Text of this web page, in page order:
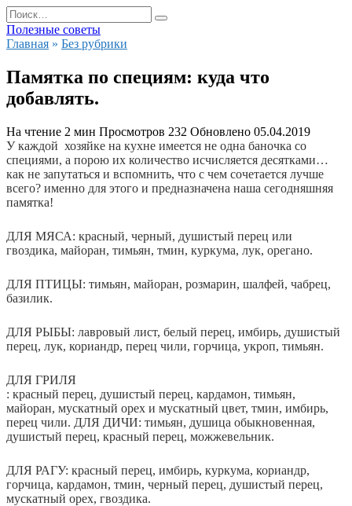
Перейти
к
содержанию
Search
for:
Полезные советы
Главная » Без рубрики
Памятка по специям: куда что
добавлять.
На чтение 2 мин Просмотров 232 Обновлено 05.04.2019
У каждой хозяйке на кухне имеется не одна баночка со
специями, а порою их количество исчисляется десятками…
как не запутаться и вспомнить, что с чем сочетается лучше
всего? именно для этого и предназначена наша сегодняшняя
памятка!
ДЛЯ МЯСА: красный, черный, душистый перец или
гвоздика, майоран, тимьян, тмин, куркума, лук, орегано.
ДЛЯ ПТИЦЫ: тимьян, майоран, розмарин, шалфей, чабрец,
базилик.
ДЛЯ РЫБЫ: лавровый лист, белый перец, имбирь, душистый
перец, лук, кориандр, перец чили, горчица, укроп, тимьян.
ДЛЯ ГРИЛЯ
: красный перец, душистый перец, кардамон, тимьян,
майоран, мускатный орех и мускатный цвет, тмин, имбирь,
перец чили. ДЛЯ ДИЧИ: тимьян, душица обыкновенная,
душистый перец, красный перец, можжевельник.
ДЛЯ РАГУ: красный перец, имбирь, куркума, кориандр,
горчица, кардамон, тмин, черный перец, душистый перец,
мускатный орех, гвоздика.